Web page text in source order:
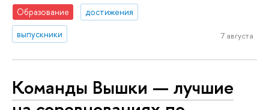
Образование
достижения
выпускники
7 августа
Команды Вышки — лучшие